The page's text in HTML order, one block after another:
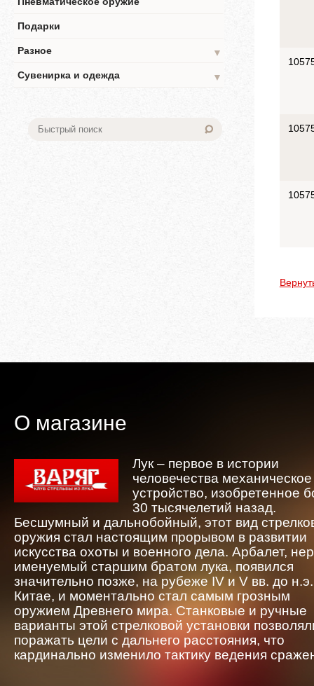
Подарки
Разное
▼
Сувенирка и одежда
▼
О магазине
Лук – первое в истории
человечества механическое
устройство, изобретенное
30 тысячелетий назад.
Бесшумный и дальнобойный, этот вид
оружия стал настоящим прорывом в развитии
искусства охоты и военного дела. Арбалет,
именуемый старшим братом лука, появился
значительно позже, на рубеже IV и V вв. до
Китае, и моментально стал самым грозным
оружием Древнего мира. Станковые и ручные
варианты этой стрелковой установки
поражать цели с дальнего расстояния, что
кардинально изменило тактику ведения